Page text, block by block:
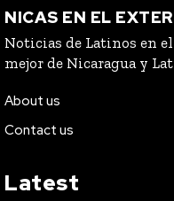
NICAS EN EL
Noticias de Latinos en
mejor de Nicaragua y
About us
Contact us
Latest